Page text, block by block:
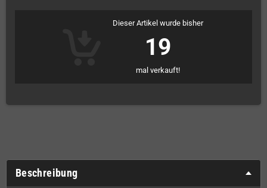
Dieser Artikel wurde bisher
19
mal verkauft!
Beschreibung